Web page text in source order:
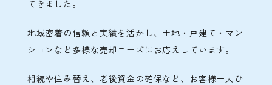
てきました。
地域密着の信頼と実績を活かし、土地・戸建て・マン
ションなど多様な売却ニーズにお応えしています。
相続や住み替え、老後資金の確保など、お客様一人ひ